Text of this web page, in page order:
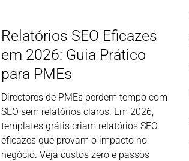
Relatórios SEO Eficazes
em 2026: Guia Prático
para PMEs
Directores de PMEs perdem tempo com
SEO sem relatórios claros. Em 2026,
templates grátis criam relatórios SEO
eficazes que provam o impacto no
negócio. Veja custos zero e passos